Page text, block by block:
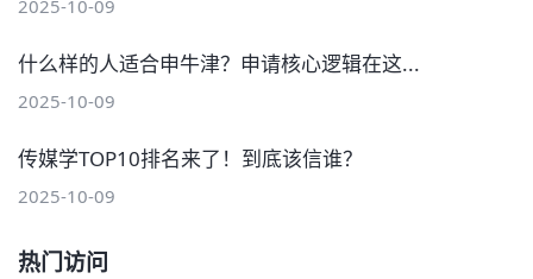
2025-10-09
什么样的人适合申牛津？申请核心逻辑在这...
2025-10-09
传媒学TOP10排名来了！到底该信谁？
2025-10-09
热门访问